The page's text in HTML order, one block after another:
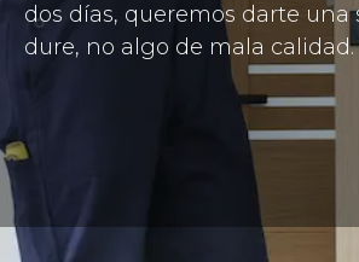
dos días, queremos darte una
dure, no algo de mala calidad.